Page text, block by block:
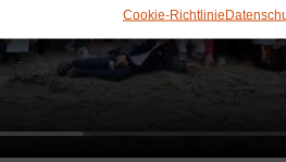
Cookie-Richtlinie